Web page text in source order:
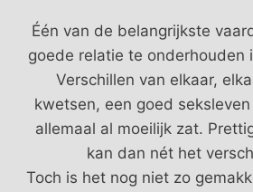
Één van de belangrijkste
goede relatie te onderhouden
Verschillen van elkaar,
kwetsen, een goed
allemaal al moeilijk zat.
kan dan nét het
Toch is het nog niet zo